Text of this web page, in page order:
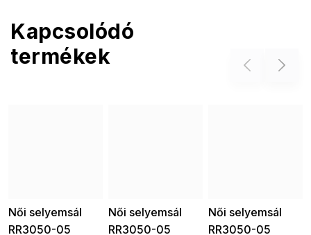
Kapcsolódó
termékek
Previous
Női selyemsál
RR3050-05
Női selyemsál
RR3050-05
Női selyemsál
RR3050-05
Next